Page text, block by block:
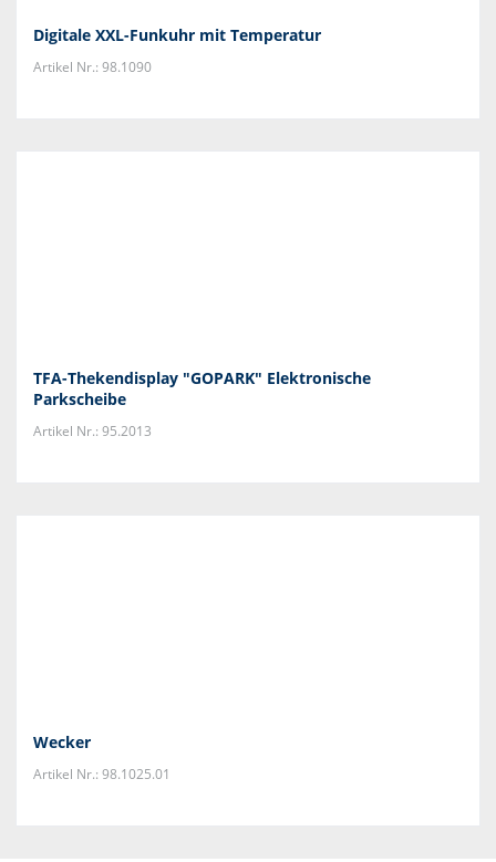
Digitale XXL-Funkuhr mit Temperatur
Artikel Nr.: 98.1090
TFA-Thekendisplay "GOPARK" Elektronische
Parkscheibe
Artikel Nr.: 95.2013
Wecker
Artikel Nr.: 98.1025.01